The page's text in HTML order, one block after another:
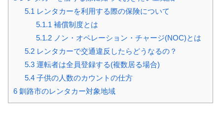
5.1 レンタカーを利用する際の保険について
5.1.1 補償制度とは
5.1.2ノン・オペレーション・チャージ(NOC)とは
5.2レンタカーで交通違反したらどうなるの？
5.3運転者は全員登録する(複数居る場合)
5.4子供の人数のカウントの仕方
6 釧路市のレンタカー対象地域